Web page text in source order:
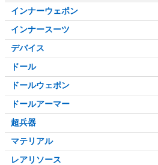
インナーウェポン
インナースーツ
デバイス
ドール
ドールウェポン
ドールアーマー
超兵器
マテリアル
レアリソース